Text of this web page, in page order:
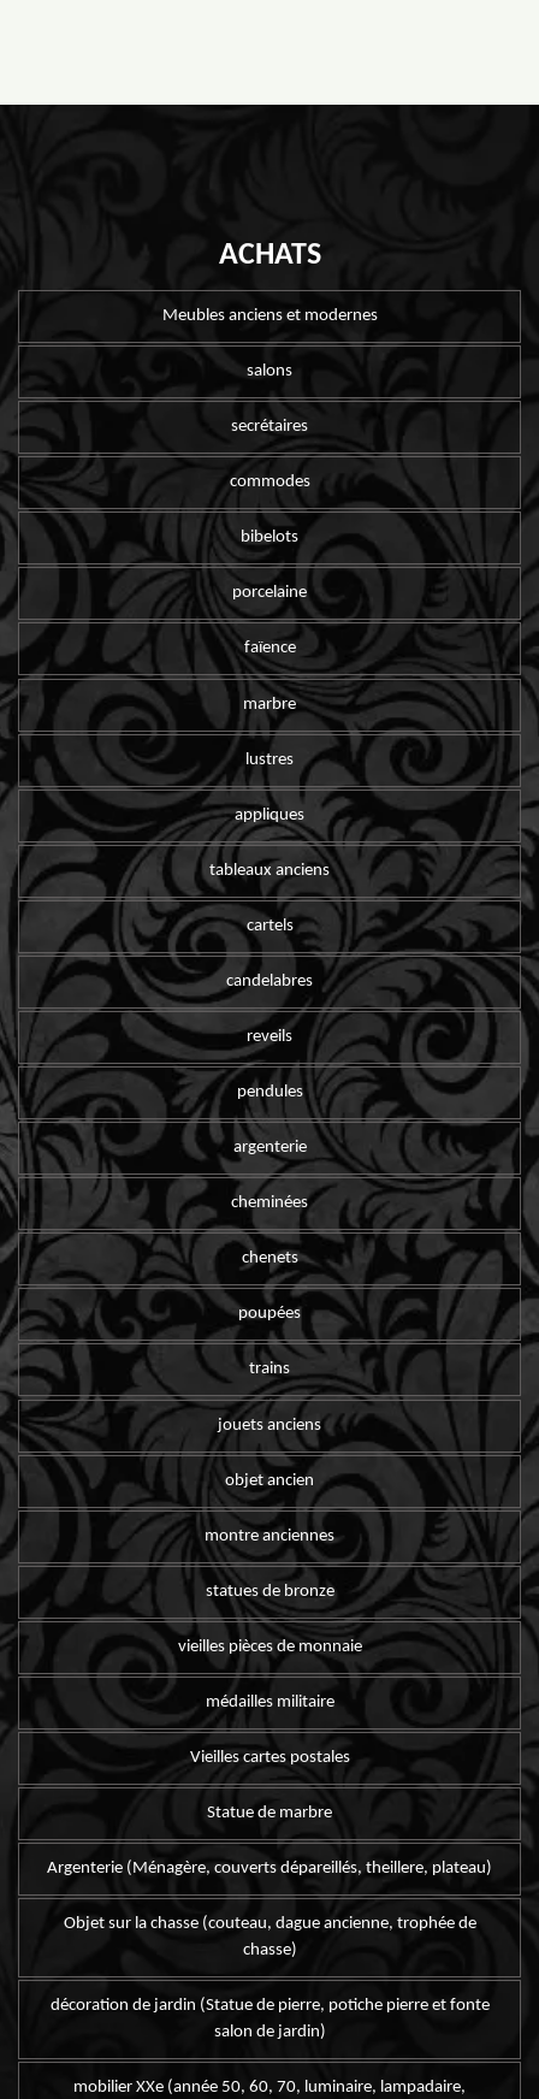
ACHATS
Meubles anciens et modernes
salons
secrétaires
commodes
bibelots
porcelaine
faïence
marbre
lustres
appliques
tableaux anciens
cartels
candelabres
reveils
pendules
argenterie
cheminées
chenets
poupées
trains
jouets anciens
objet ancien
montre anciennes
statues de bronze
vieilles pièces de monnaie
médailles militaire
Vieilles cartes postales
Statue de marbre
Argenterie (Ménagère, couverts dépareillés, theillere, plateau)
Objet sur la chasse (couteau, dague ancienne, trophée de
chasse)
décoration de jardin (Statue de pierre, potiche pierre et fonte
salon de jardin)
mobilier XXe (année 50, 60, 70, luminaire, lampadaire,